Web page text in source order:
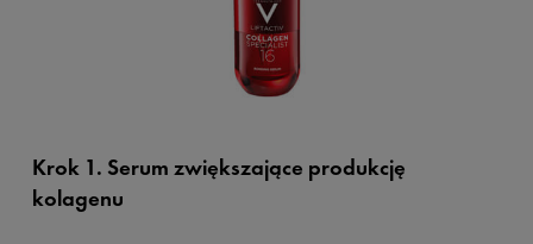
Krok 1. Serum zwiększające produkcję
kolagenu